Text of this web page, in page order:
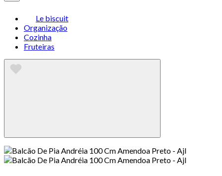
Le biscuit
Organização
Cozinha
Fruteiras